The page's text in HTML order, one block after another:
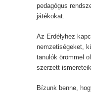
pedagógus
játékokat.
Az Erdélyhez
nemzetiségeket,
tanulók örömmel
szerzett
Bízunk benne,